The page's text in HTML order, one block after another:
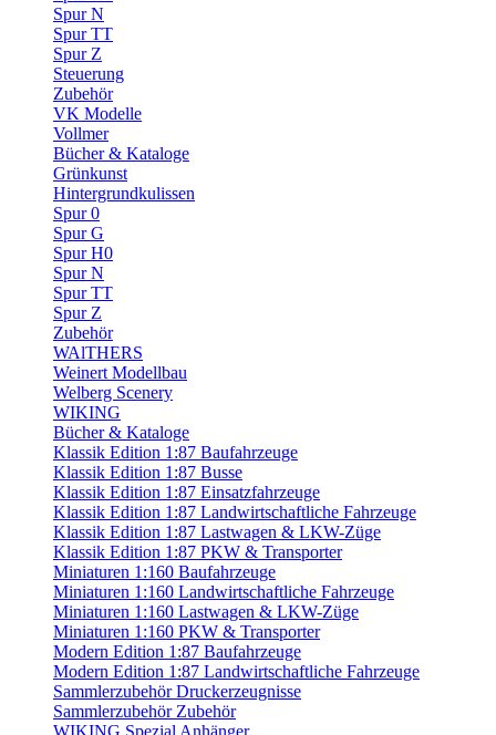
Spur N
Spur TT
Spur Z
Steuerung
Zubehör
VK Modelle
Vollmer
Bücher & Kataloge
Grünkunst
Hintergrundkulissen
Spur 0
Spur G
Spur H0
Spur N
Spur TT
Spur Z
Zubehör
WAlTHERS
Weinert Modellbau
Welberg Scenery
WIKING
Bücher & Kataloge
Klassik Edition 1:87 Baufahrzeuge
Klassik Edition 1:87 Busse
Klassik Edition 1:87 Einsatzfahrzeuge
Klassik Edition 1:87 Landwirtschaftliche Fahrzeuge
Klassik Edition 1:87 Lastwagen & LKW-Züge
Klassik Edition 1:87 PKW & Transporter
Miniaturen 1:160 Baufahrzeuge
Miniaturen 1:160 Landwirtschaftliche Fahrzeuge
Miniaturen 1:160 Lastwagen & LKW-Züge
Miniaturen 1:160 PKW & Transporter
Modern Edition 1:87 Baufahrzeuge
Modern Edition 1:87 Landwirtschaftliche Fahrzeuge
Sammlerzubehör Druckerzeugnisse
Sammlerzubehör Zubehör
WIKING Spezial Anhänger